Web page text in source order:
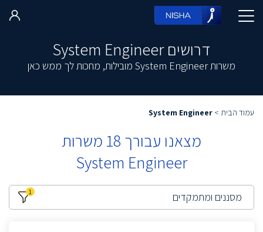
דרושים System Engineer
משרות System Engineer מובילות, מחכות לך ממש כאן
עמוד הבית >
System Engineer
מצאנו עבורך 18 משרות
System Engineer
מסננים ומתמקדים 1